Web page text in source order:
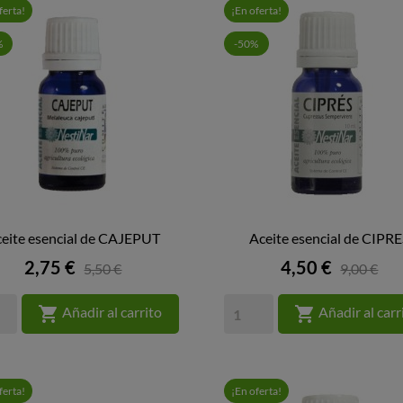
 VISTA RÁPIDA
esencial de CAJEPUT
Precio
2,75 € 5,50 €
 Añadir al carrito
 VISTA RÁPIDA
Aceite esencial de
Precio
4,50 € 9,00 €
 Añadir al
¡En oferta!
-50%
¡En oferta!